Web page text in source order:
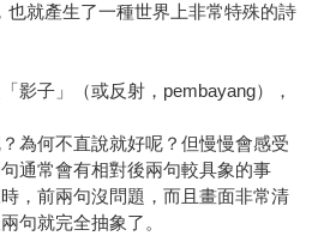
也就產生了一種世界上非常特殊的詩
影子」（或反射，pembayang），
為何不直說就好呢？但慢慢會感受
通常會有相對後兩句較具象的事
，前兩句沒問題，而且畫面非常清
句就完全抽象了。